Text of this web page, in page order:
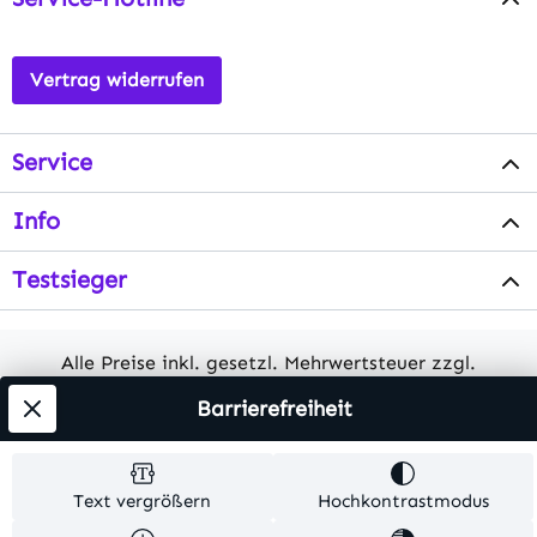
Vertrag widerrufen
Service
Info
Testsieger
Alle Preise inkl. gesetzl. Mehrwertsteuer zzgl.
Herstellerangaben und ohne Gewähr.
© 2026 MKV24 – Alle Rechte vorbehalten. Theme by
Text vergrößern Hochkontrastmodus
Barrierefreiheit